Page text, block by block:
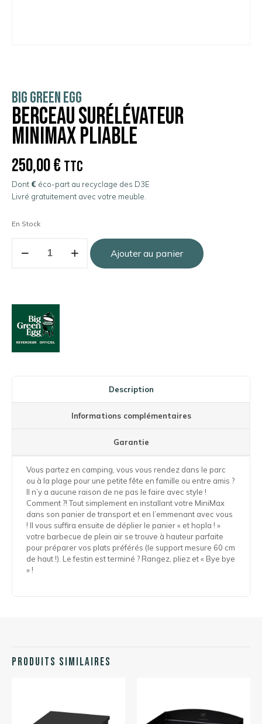
BIG GREEN EGG
Berceau surélévateur
Minimax pliable
250,00€ TTC
Dont € éco-part au recyclage des D3E
Livré gratuitement avec votre meuble.
En Stock
Ajouter au panier
Description
Informations complémentaires
Garantie
Vous partez en camping, vous vous rendez dans le parc
ou à la plage pour une petite fête en famille ou entre amis ?
Il n’y a aucune raison de ne pas le faire avec style !
Comment ?! Tout simplement en installant votre MiniMax
dans son panier de transport et en l’emmenant avec vous
! Il vous suffira ensuite de déplier le panier « et hopla ! »
votre barbecue de plein air se trouve à hauteur parfaite
pour préparer vos plats préférés (le support mesure 60 cm
de haut !). Le festin est terminé ? Rangez, pliez et « Bye bye
» !
Produits similaires